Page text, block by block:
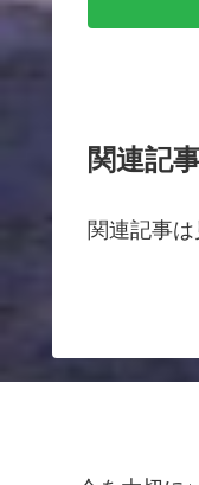
関連記
関連記事は